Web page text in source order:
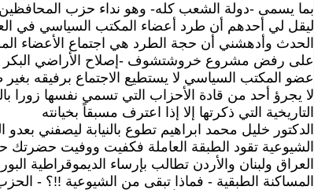
بما يسمى -دولة الشعب كله- وهو نداء حزب المحافظين
الحدث وأدهشني أن حجة الطرد هي اجتماع الأعضاء
على رفض مشروع خروشتشوف -إصلاح الأراضي البكر
عضو المكتب السياسي لا يستطيع الاجتماع برفيقه
لا يجرؤ أحد من قادة الأحزاب التي تسمي نفسها زورا
التاريخية التي ذكرتها إلا إذا اعترف مسبقاً بخيانته
الدكتور خليل محمد ابراهيم تطوع بالنيابة ليصفني
الشيوعية تقود الطبقة العاملة فكفيت ووفيت حضرتك
العراق ولبنان والأردن تطالب بإرساء الديموقراطية
المساكنة الطبقية - فماذا تبقى من الشيوعية !!؟ -